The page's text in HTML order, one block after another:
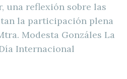
una reflexión sobre las
la participación plena
Modesta Gonzáles La
Internacional